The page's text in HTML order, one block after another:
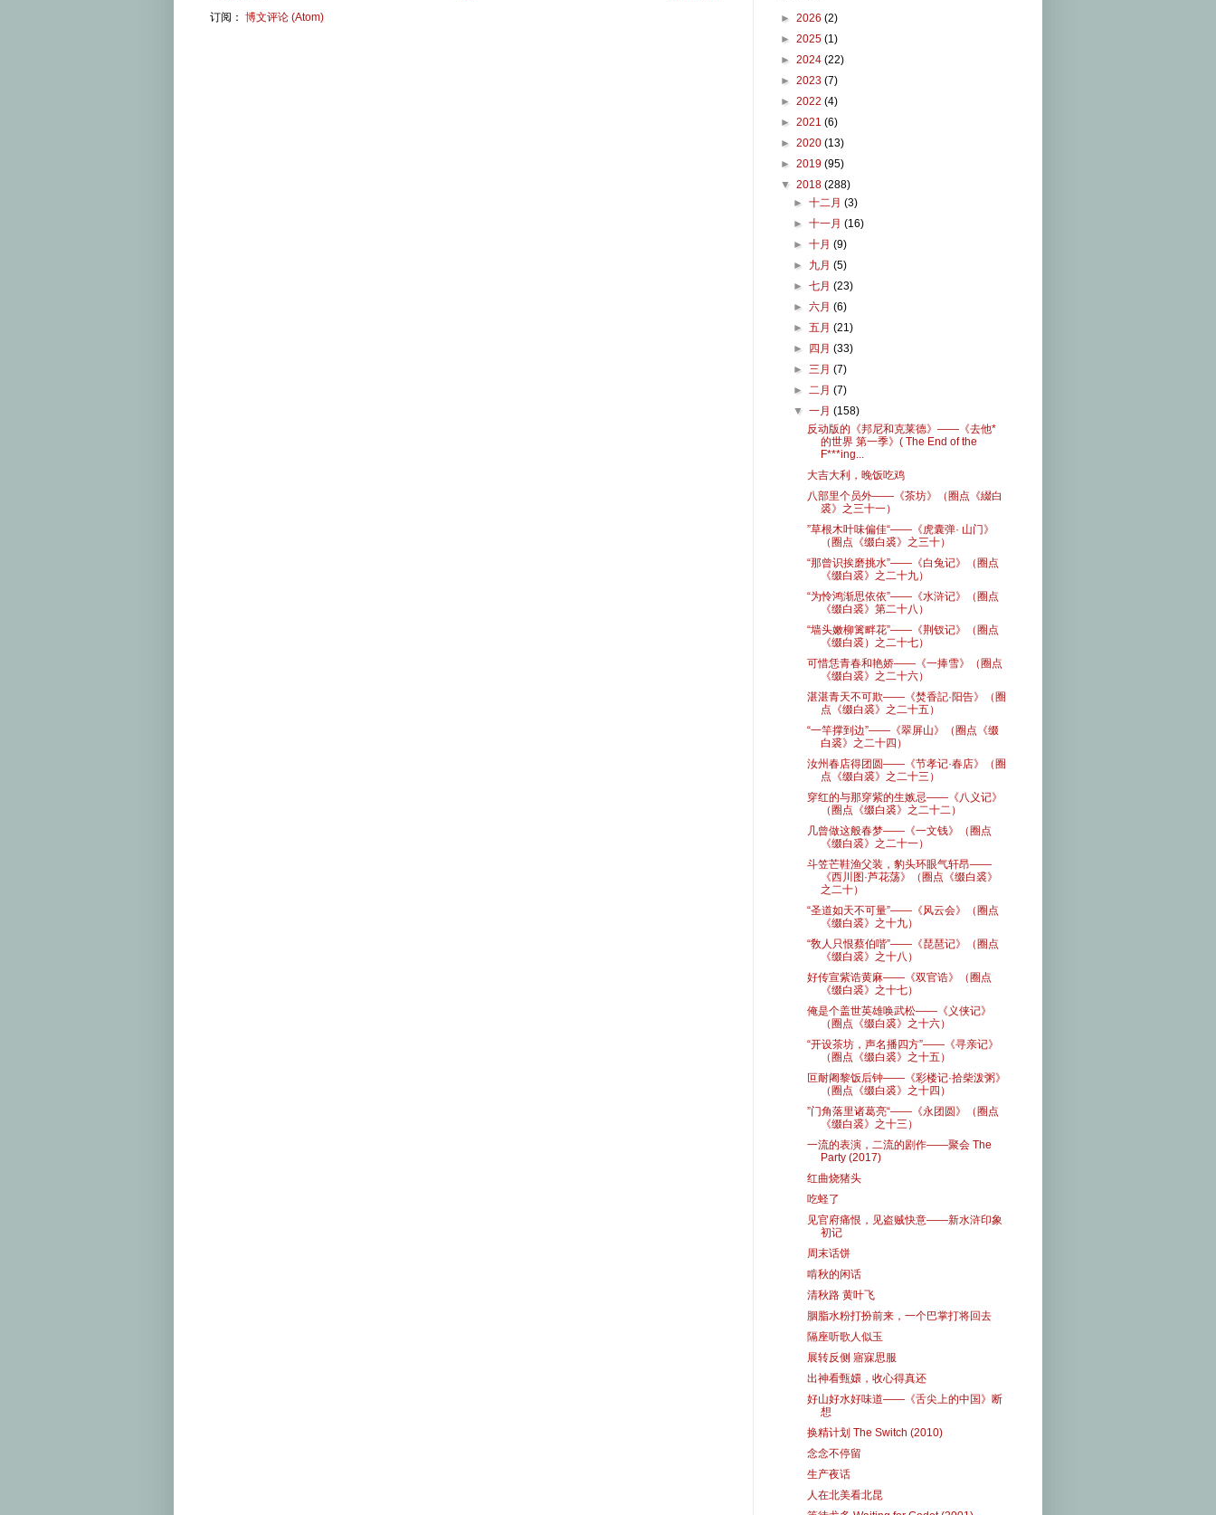
订阅： 博文评论 (Atom) ► 2026 (2)
► 2025 (1)
► 2024 (22)
► 2023 (7)
► 2022 (4)
► 2021 (6)
► 2020 (13)
► 2019 (95)
▼ 2018 (288)
►十二月(3)
►十一月(16)
►十月(9)
► 九月(5)
►七月(23)
►六月(6)
►五月(21)
►
四月(33)
►三月(7)
►二月(7)
▼一月(158)
反动版的《邦尼和克莱德》——《去他*
的世界 第一季》( The End of the
F***ing...
大吉大利，晚饭吃鸡
八部里个员外——《茶坊》（圈点《綴白
裘》之三十一）
”草根木叶味偏佳“——《虎囊弹· 山门》
（圈点《缀白裘》之三十）
“那曾识挨磨挑水”——《白兔记》（圈点
《缀白裘》之二十九）
“为怜鸿渐思依依”——《水浒记》（圈点
《缀白裘》第二十八）
“墙头嫩柳篱畔花”——《荆钗记》（圈点
《缀白裘）之二十七）
可惜恁青春和艳娇——《一捧雪》（圈点
《缀白裘》之二十六）
湛湛青天不可欺——《焚香記·阳告》（圈
点《缀白裘》之二十五）
“一竿撑到边”——《翠屏山》（圈点《缀
白裘》之二十四）
汝州春店得团圆——《节孝记·春店》（圈
点《缀白裘》之二十三）
穿红的与那穿紫的生嫉忌——《八义记》
（圈点《缀白裘》之二十二）
几曾做这般春梦——《一文钱》（圈点
《缀白裘》之二十一）
斗笠芒鞋渔父装，豹头环眼气轩昂——
《西川图·芦花荡》（圈点《缀白裘》
之二十）
“圣道如天不可量”——《风云会》（圈点
《缀白裘》之十九）
“敎人只恨蔡伯喈”——《琵琶记》（圈点
《缀白裘》之十八）
好传宣紫诰黄麻——《双官诰》（圈点
《缀白裘》之十七）
俺是个盖世英雄唤武松——《义侠记》
（圈点《缀白裘》之十六）
“开设茶坊，声名播四方”——《寻亲记》
（圈点《缀白裘》之十五）
叵耐阇黎饭后钟——《彩楼记·拾柴泼粥》
（圈点《缀白裘》之十四）
”门角落里诸葛亮“——《永团圆》（圈点
《缀白裘》之十三）
一流的表演，二流的剧作——聚会 The
Party (2017)
红曲烧猪头
吃蛏了
见官府痛恨，见盗贼快意——新水浒印象
初记
周末话饼
啃秋的闲话
清秋路 黄叶飞
胭脂水粉打扮前来，一个巴掌打将回去
隔座听歌人似玉
展转反侧 寤寐思服
出神看甄嬛，收心得真还
好山好水好味道——《舌尖上的中国》断
想
换精计划 The Switch (2010)
念念不停留
生产夜话
人在北美看北昆